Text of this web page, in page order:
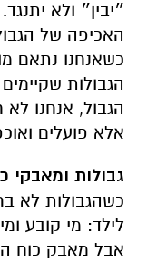
״יבין״ ולא
האכיפה של
כשאנחנו נתאם
הגבולות
הגבול, אנחנו
אלא פועלים
גבולות ומאבקי
כשהגבולות לא
לילד: מי קובע
אבל מאבק כוח